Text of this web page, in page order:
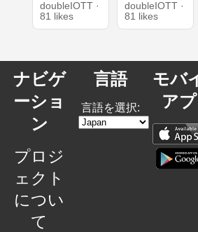
doubleIOTT ·
81 likes
doubleIOTT ·
81 likes
ナビゲ
ーショ
ン
プロジ
ェクト
につい
て
言語
言語を選択:
モバ
アプ